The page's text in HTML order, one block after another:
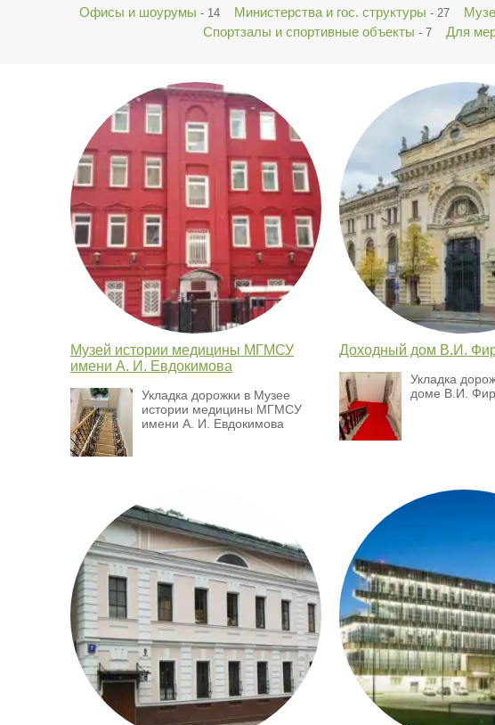
Офисы и шоурумы - 14 Министерства и гос. структуры - 27
Спортзалы и спортивные объекты - 7 Для
Музей истории медицины МГМСУ
имени А. И. Евдокимова
Укладка дорожки в Музее
истории медицины МГМСУ
имени А. И. Евдокимова
Доходный дом В.И.
Укладка
доме В.И.